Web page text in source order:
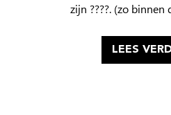
zijn ????. (zo binnen
LEES